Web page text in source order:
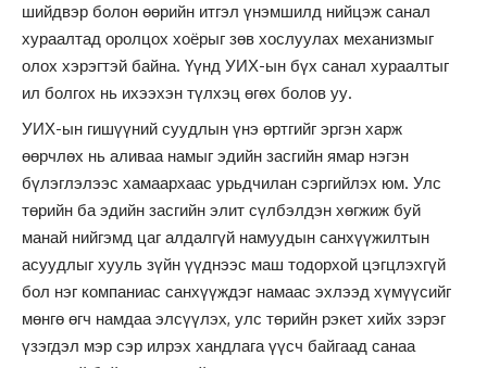
шийдвэр болон өөрийн итгэл үнэмшилд нийцэж санал
хураалтад оролцох хоёрыг зөв хослуулах механизмыг
олох хэрэгтэй байна. Үүнд УИХ-ын бүх санал хураалтыг
ил болгох нь ихээхэн түлхэц өгөх болов уу.
УИХ-ын гишүүний суудлын үнэ өртгийг эргэн харж
өөрчлөх нь аливаа намыг эдийн засгийн ямар нэгэн
бүлэглэлээс хамаархаас урьдчилан сэргийлэх юм. Улс
төрийн ба эдийн засгийн элит сүлбэлдэн хөгжиж буй
манай нийгэмд цаг алдалгүй намуудын санхүүжилтын
асуудлыг хууль зүйн үүднээс маш тодорхой цэгцлэхгүй
бол нэг компаниас санхүүждэг намаас эхлээд хүмүүсийг
мөнгө өгч намдаа элсүүлэх, улс төрийн рэкет хийх зэрэг
үзэгдэл мэр сэр илрэх хандлага үүсч байгаад санаа